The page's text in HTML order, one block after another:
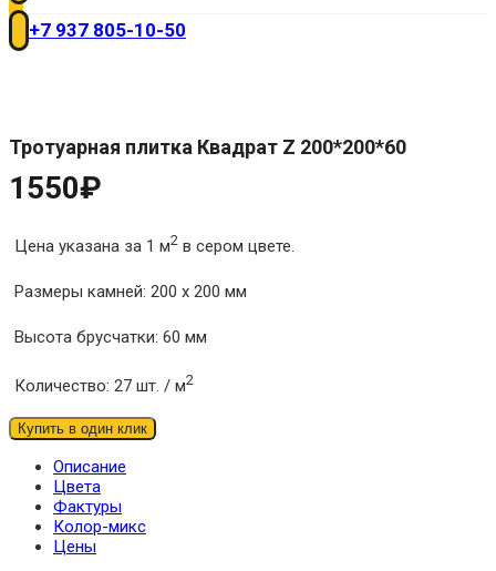
+7 937 805-10-50
Тротуарная плитка Квадрат Z 200*200*60
1550₽
Цена указана за 1 м2 в сером цвете.
Размеры камней: 200 х 200 мм
Высота брусчатки: 60 мм
Количество: 27 шт. / м2
Купить в один клик
Описание
Цвета
Фактуры
Колор-микс
Цены